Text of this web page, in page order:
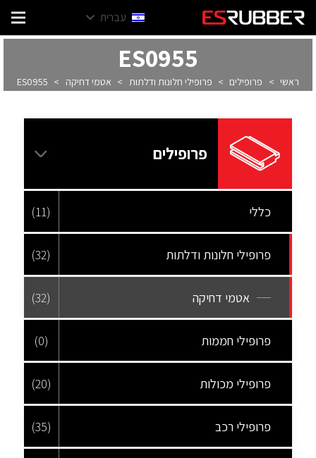
עברית
ES0955
ראשי > פרופילים > פרופילי חלונות ודלתות > אטמי דחיקה >
ES0955
פרופילים
כללי (11)
פרופילי חלונות ודלתות (32)
אטמי דחיקה (32)
פרופילי חממות (0)
פרופילי מכולות (20)
פרופילי רכב (35)